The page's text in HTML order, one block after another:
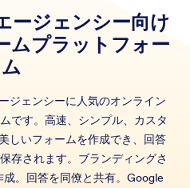
ージェンシー向け
ムプラットフォー
ム
ジェンシーに人気のオンライン
です。高速、シンプル、カスタ
しいフォームを作成でき、回答
存されます。ブランディングさ
。回答を同僚と共有。Google